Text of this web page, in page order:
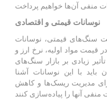
نوسانات قیمتی و اقتصادی
سنگ‌های قیمتی، نوسانات
قیمت مواد اولیه، نرخ ارز و
زیادی بر بازار سنگ‌های
باید با این نوسانات آشنا
مدیریت ریسک‌ها و کاهش